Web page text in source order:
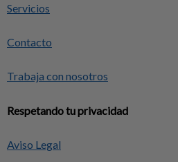
Servicios
Contacto
Trabaja con nosotros
Respetando tu privacidad
Aviso Legal